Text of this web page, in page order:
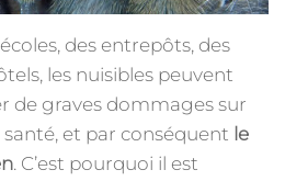
des entrepôts, des
les nuisibles peuvent
de graves dommages sur
santé, et par conséquent le
. C’est pourquoi il est